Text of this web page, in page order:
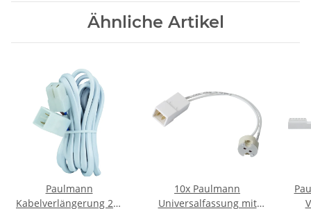
Ähnliche Artikel
Paulmann
Kabelverlängerung 2m
10x Paulmann
Universalfassung mit